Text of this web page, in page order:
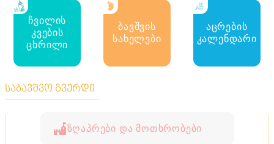
ჩვილის
კვების
ცხრილი
ბავშვის
სახელები
აცრების
კალენდარი
საბავშვო გვერდი
ზღაპრები და მოთხრობები